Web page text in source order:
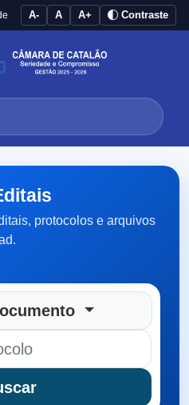
A- A A+ Contraste
protocolos e arquivos